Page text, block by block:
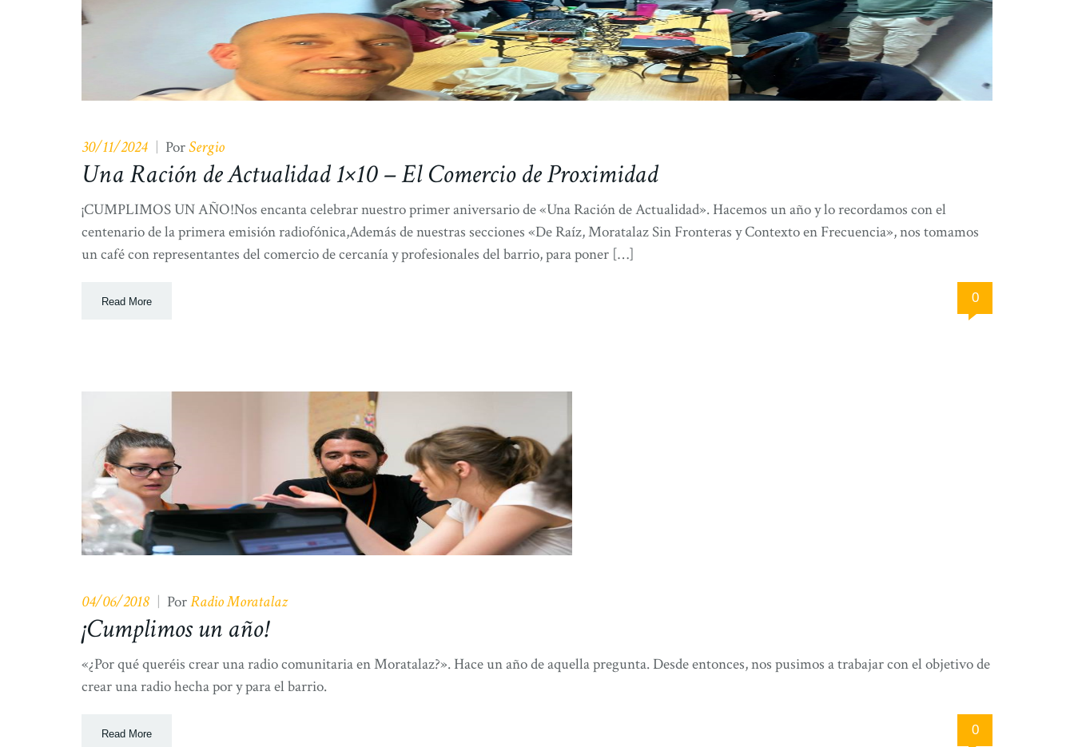
30/11/2024 | PorSergio
Una Ración de Actualidad 1×10 – El Comercio de Proximidad
¡CUMPLIMOS UN AÑO!Nos encanta celebrar nuestro primer aniversario de «Una Ración de Actualidad». Hacemos un año y lo recordamos con el
centenario de la primera emisión radiofónica,Además de nuestras secciones «De Raíz, Moratalaz Sin Fronteras y Contexto en Frecuencia», nos tomamos
un café con representantes del comercio de cercanía y profesionales del barrio, para poner […]
Read More 0
04/06/2018 | PorRadio Moratalaz
¡Cumplimos un año!
«¿Por qué queréis crear una radio comunitaria en Moratalaz?». Hace un año de aquella pregunta. Desde entonces, nos pusimos a trabajar con el objetivo de
crear una radio hecha por y para el barrio.
Read More 0